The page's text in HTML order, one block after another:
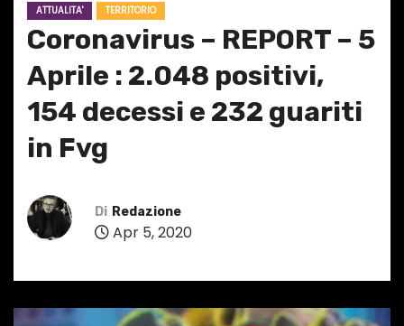
ATTUALITA' TERRITORIO
Coronavirus – REPORT – 5
Aprile : 2.048 positivi,
154 decessi e 232 guariti
in Fvg
Di Redazione
Apr 5, 2020